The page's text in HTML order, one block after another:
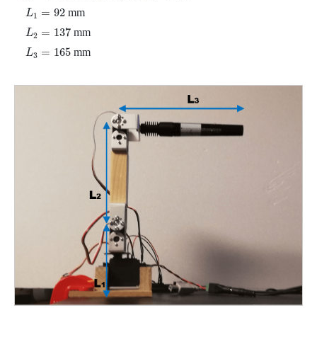
L1 = 92
L 92 mm
L2 = 137
L 137 mm
L3 = 165
L 165 mm